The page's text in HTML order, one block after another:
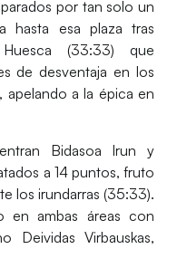
por tan solo un
hasta esa plaza tras
Huesca (33:33)que
de desventaja en los
a la épica en
Bidasoa Irun y
a 14 puntos, fruto
los irundarras(35:33).
en ambas áreas con
Deividas Virbauskas,